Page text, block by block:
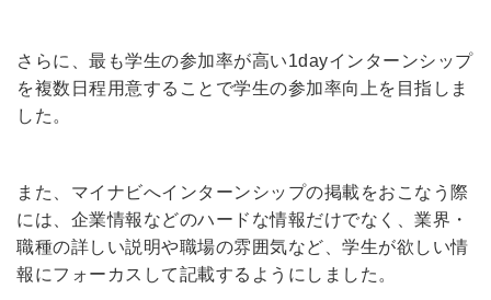
さらに、最も学生の参加率が高い1dayインターンシップ
を複数日程用意することで学生の参加率向上を目指しま
した。
また、マイナビへインターンシップの掲載をおこなう際
には、企業情報などのハードな情報だけでなく、業界・
職種の詳しい説明や職場の雰囲気など、学生が欲しい情
報にフォーカスして記載するようにしました。